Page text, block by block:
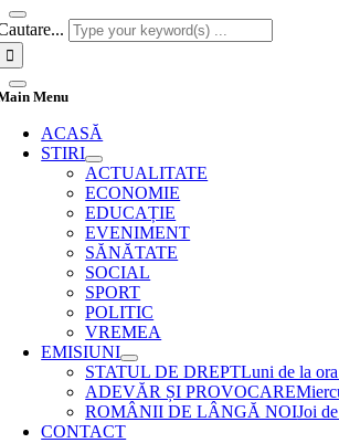
Menu
ACASĂ
STIRI
ACTUALITATE
ECONOMIE
EDUCAȚIE
EVENIMENT
SĂNĂTATE
SOCIAL
SPORT
POLITIC
VREMEA
EMISIUNI
STATUL DE DREPTLuni de la
ADEVĂR ȘI PROVOCARE
ROMÂNII DE LÂNGĂ NOIJoi
CONTACT